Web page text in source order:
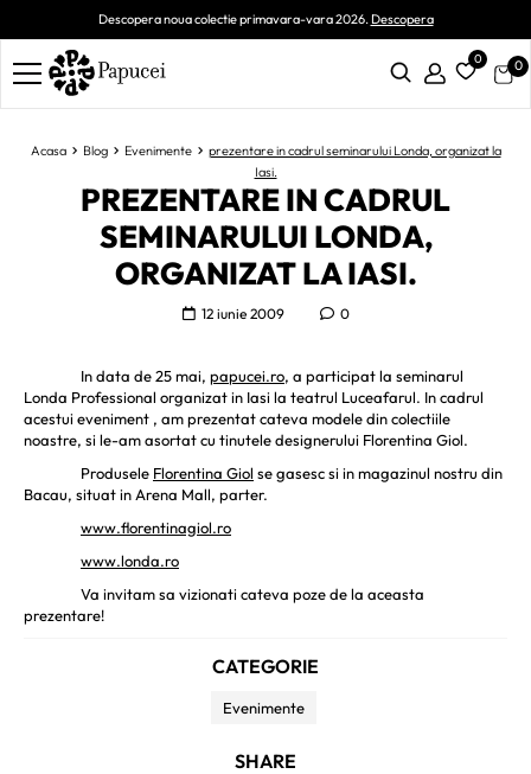
Descopera noua colectie primavara-vara 2026.Descopera
0 0
Acasa Blog Evenimente
prezentare in cadrul seminarului Londa, organizat la
Iasi.
PREZENTARE IN CADRUL
SEMINARULUI LONDA,
ORGANIZAT LA IASI.
12 iunie 2009 0
In data de 25 mai, papucei.ro, a participat la seminarul
Londa Professional organizat in Iasi la teatrul Luceafarul. In cadrul
acestui eveniment , am prezentat cateva modele din colectiile
noastre, si le-am asortat cu tinutele designerului Florentina Giol.
Produsele Florentina Giol se gasesc si in magazinul nostru din
Bacau, situat in Arena Mall, parter.
www.florentinagiol.ro
www.londa.ro
Va invitam sa vizionati cateva poze de la aceasta
prezentare!
CATEGORIE
Evenimente
SHARE